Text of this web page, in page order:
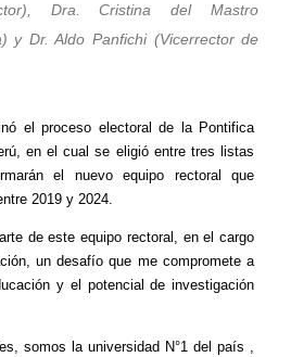
Dra. Cristina del Mastro
y Dr. Aldo Panfichi (Vicerrector de
el proceso electoral de la Pontifica
en el cual se eligió entre tres listas
el nuevo equipo rectoral que
2019 y 2024.
de este equipo rectoral, en el cargo
un desafío que me compromete a
y el potencial de investigación
somos la universidad N°1 del país ,